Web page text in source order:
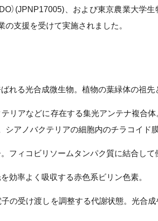
）(JPNP17005)、および東京農業大学
支援を受けて実施されました。
れる光合成微生物。植物の葉緑体の祖先
リアなどに存在する集光アンテナ複合
シアノバクテリアの細胞内のチラコイド
フィコビリソームタンパク質に結合して
効率よく吸収する赤色系ビリン色素。
の受け渡しを調整する代謝状態。光合